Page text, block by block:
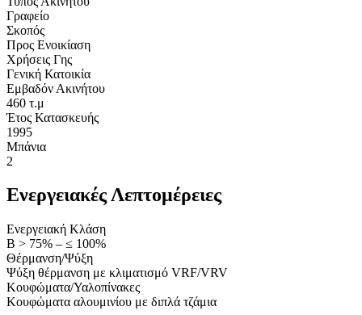
Γραφείο
Σκοπός
Προς Ενοικίαση
Χρήσεις Γης
Γενική Κατοικία
Εμβαδόν Ακινήτου
460 τ.μ
Έτος Κατασκευής
1995
Μπάνια
2
Ενεργειακές Λεπτομέρειες
Ενεργειακή Κλάση
Β > 75% – ≤ 100%
Θέρμανση/Ψύξη
Ψύξη θέρμανση με κλιματισμό VRF/VRV
Κουφώματα/Υαλοπίνακες
Κουφώματα αλουμινίου με διπλά τζάμια